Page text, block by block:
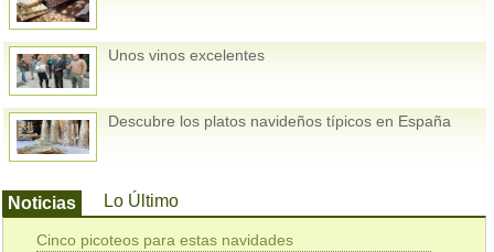
Unos vinos excelentes
Descubre los platos navideños típicos en España
Noticias Lo Último
Cinco picoteos para estas navidades